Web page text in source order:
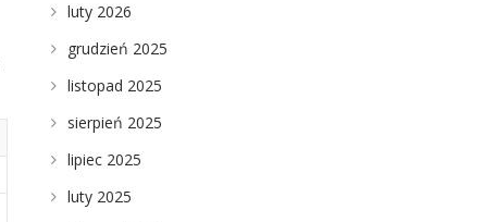
luty 2026
grudzień 2025
listopad 2025
sierpień 2025
lipiec 2025
luty 2025